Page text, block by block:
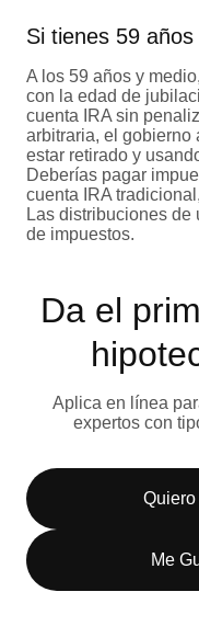
Si tienes 59
A los 59 años y
con la edad de
cuenta IRA sin
arbitraria, el gobierno
estar retirado y
Deberías pagar
cuenta IRA
Las distribuciones de
de impuestos.
Da el
Aplica en línea
expertos con
Me